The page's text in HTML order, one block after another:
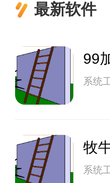
最新软件
99
系统
牧
系统